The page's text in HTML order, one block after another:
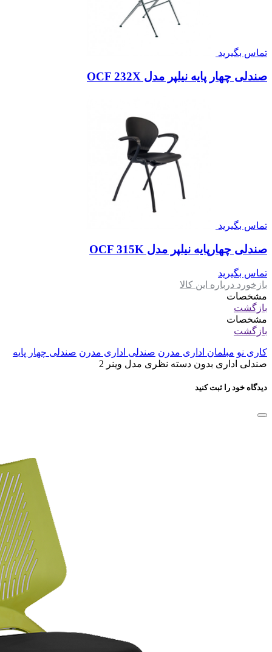
تماس بگیرید
صندلی چهار پایه نیلپر مدل OCF 232X
تماس بگیرید
صندلی چهارپایه نیلپر مدل OCF 315K
تماس بگیرید
بازخورد درباره این کالا
مشخصات
بازگشت
مشخصات
بازگشت
کاری نو مبلمان اداری مدرن صندلی اداری مدرن صندلی چهار پایه
صندلی اداری بدون دسته نظری مدل وینر 2
دیدگاه خود را ثبت کنید